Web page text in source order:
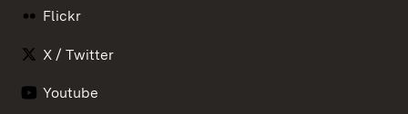
Flickr
X / Twitter
Youtube